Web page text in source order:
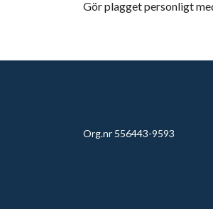
Gör plagget personligt
Org.nr 556443-9593